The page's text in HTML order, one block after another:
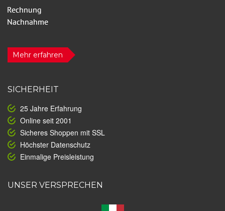
Mehr erfahren
SICHERHEIT
25 Jahre Erfahrung
Online seit 2001
Sicheres Shoppen mit SSL
Höchster Datenschutz
Einmalige Preisleistung
UNSER VERSPRECHEN